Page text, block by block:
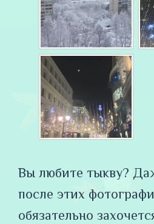
Вы любите тыкву?
после этих
обязательно